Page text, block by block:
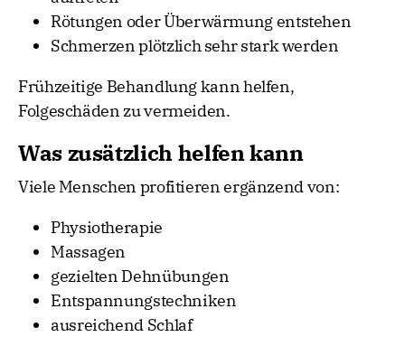
Rötungen oder Überwärmung entstehen
Schmerzen plötzlich sehr stark werden
Frühzeitige Behandlung kann helfen,
Folgeschäden zu vermeiden.
Was zusätzlich helfen kann
Viele Menschen profitieren ergänzend von:
Physiotherapie
Massagen
gezielten Dehnübungen
Entspannungstechniken
ausreichend Schlaf